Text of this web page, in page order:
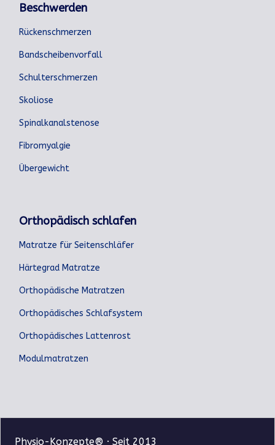
Beschwerden
Rückenschmerzen
Bandscheibenvorfall
Schulterschmerzen
Skoliose
Spinalkanalstenose
Fibromyalgie
Übergewicht
Orthopädisch schlafen
Matratze für Seitenschläfer
Härtegrad Matratze
Orthopädische Matratzen
Orthopädisches Schlafsystem
Orthopädisches Lattenrost
Modulmatratzen
Physio-Konzepte® · Seit 2013